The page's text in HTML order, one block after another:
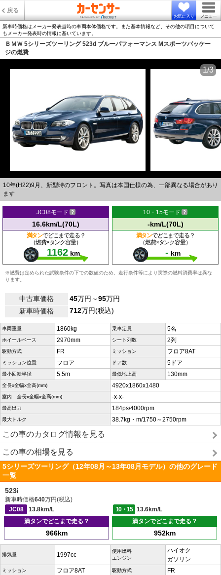
戻る
お気に入り メニュー
新車時価格はメーカー発表当時の車両本体価格です。また基本情報など、その他の項目について
もメーカー発表時の情報に基いています。
ＢＭＷ 5シリーズツーリング 523d ブルーパフォーマンス Mスポーツパッケー
ジの燃費
10年(H22)9月、新型時のフロント。写真は本国仕様の為、一部異なる場合があり
ます
1/3
JC08モード
16.6km/L(70L)
満タンでどこまで走る？
（燃費×タンク容量）
1162 km
10・15モード
-km/L(70L)
満タンでどこまで走る？
（燃費×タンク容量）
- km
※燃費は定められた試験条件の下での数値のため、走行条件等により実際の燃料消費率は異な
ります。
中古車価格 45万円～95万円
新車時価格
712万円(税込)
車両重量 1860kg 乗車定員 5名
ホイールベース 2970mm シート列数 2列
駆動方式 FR ミッション フロア8AT
ミッション位置 フロア ドア数 5ドア
最小回転半径 5.5m 最低地上高 130mm
全長x全幅x全高(mm) 4920x1860x1480
室内 全長x全幅x全高(mm) -x-x-
最高出力 184ps/4000rpm
最大トルク 38.7kg・m/1750～2750rpm
この車のカタログ情報を見る
この車の相場を見る
5シリーズツーリング（12年08月～13年08月モデル）の他のグレード
一覧
523i
新車時価格640万円(税込)
JC08
13.8km/L 10・15
13.6km/L
満タンでどこまで走る？
966km
満タンでどこまで走る？
952km
排気量 1997cc
使用燃料
エンジン
ハイオク
ガソリン
ミッション フロア8AT 駆動方式 FR